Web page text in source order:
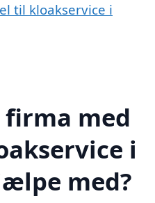
til kloakservice i
firma med
i
med?